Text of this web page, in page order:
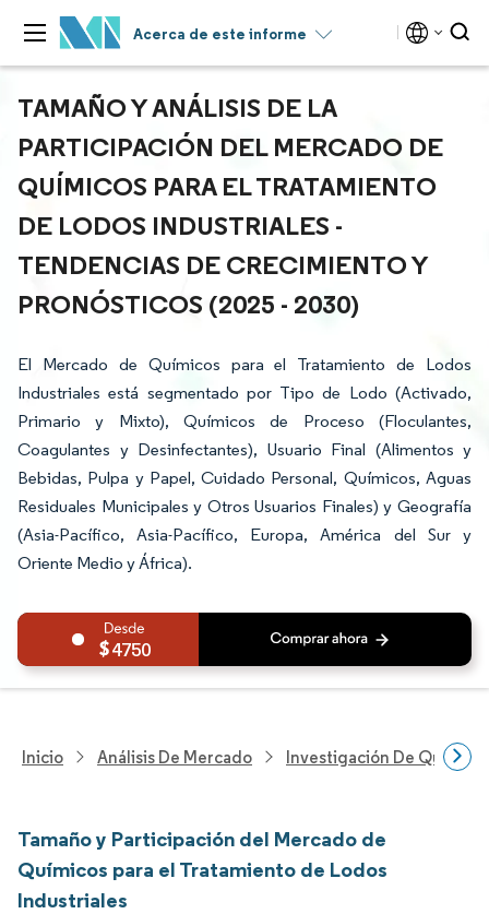
Acerca de este informe
TAMAÑO Y ANÁLISIS DE LA
PARTICIPACIÓN DEL MERCADO DE
QUÍMICOS PARA EL TRATAMIENTO
DE LODOS INDUSTRIALES -
TENDENCIAS DE CRECIMIENTO Y
PRONÓSTICOS (2025 - 2030)
El Mercado de Químicos para el Tratamiento de Lodos
Industriales está segmentado por Tipo de Lodo (Activado,
Primario y Mixto), Químicos de Proceso (Floculantes,
Coagulantes y Desinfectantes), Usuario Final (Alimentos y
Bebidas, Pulpa y Papel, Cuidado Personal, Químicos, Aguas
Residuales Municipales y Otros Usuarios Finales) y Geografía
(Asia-Pacífico, Asia-Pacífico, Europa, América del Sur y
Oriente Medio y África).
4750
Inicio Análisis De Mercado Investigación De
Tamaño y Participación del Mercado de
Químicos para el Tratamiento de Lodos
Industriales